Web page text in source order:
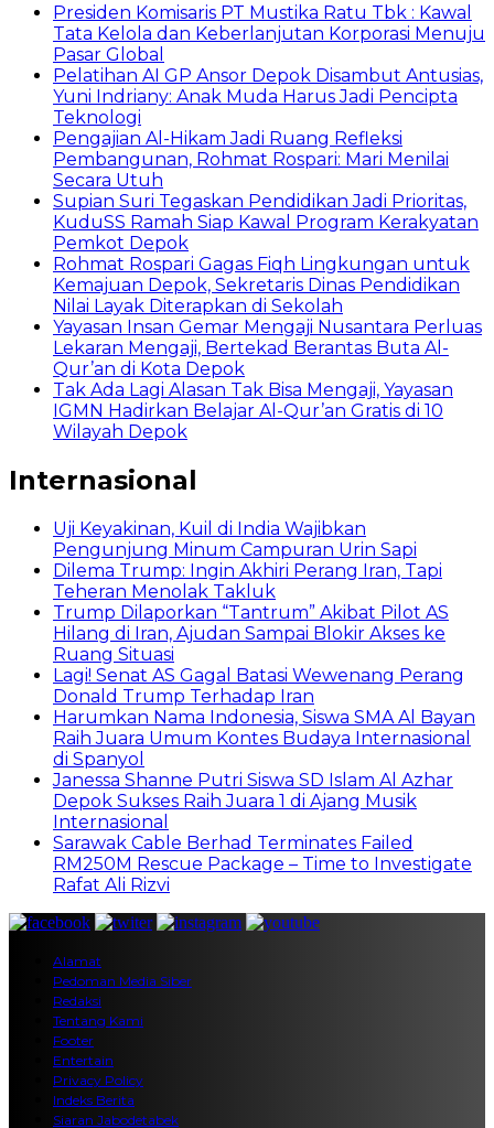
Presiden Komisaris PT Mustika Ratu Tbk : Kawal
Tata Kelola dan Keberlanjutan Korporasi Menuju
Pasar Global
Pelatihan AI GP Ansor Depok Disambut Antusias,
Yuni Indriany: Anak Muda Harus Jadi Pencipta
Teknologi
Pengajian Al-Hikam Jadi Ruang Refleksi
Pembangunan, Rohmat Rospari: Mari Menilai
Secara Utuh
Supian Suri Tegaskan Pendidikan Jadi Prioritas,
KuduSS Ramah Siap Kawal Program Kerakyatan
Pemkot Depok
Rohmat Rospari Gagas Fiqh Lingkungan untuk
Kemajuan Depok, Sekretaris Dinas Pendidikan
Nilai Layak Diterapkan di Sekolah
Yayasan Insan Gemar Mengaji Nusantara Perluas
Lekaran Mengaji, Bertekad Berantas Buta Al-
Qur’an di Kota Depok
Tak Ada Lagi Alasan Tak Bisa Mengaji, Yayasan
IGMN Hadirkan Belajar Al-Qur’an Gratis di 10
Wilayah Depok
Internasional
Uji Keyakinan, Kuil di India Wajibkan
Pengunjung Minum Campuran Urin Sapi
Dilema Trump: Ingin Akhiri Perang Iran, Tapi
Teheran Menolak Takluk
Trump Dilaporkan “Tantrum” Akibat Pilot AS
Hilang di Iran, Ajudan Sampai Blokir Akses ke
Ruang Situasi
Lagi! Senat AS Gagal Batasi Wewenang Perang
Donald Trump Terhadap Iran
Harumkan Nama Indonesia, Siswa SMA Al Bayan
Raih Juara Umum Kontes Budaya Internasional
di Spanyol
Janessa Shanne Putri Siswa SD Islam Al Azhar
Depok Sukses Raih Juara 1 di Ajang Musik
Internasional
Sarawak Cable Berhad Terminates Failed
RM250M Rescue Package – Time to Investigate
Rafat Ali Rizvi
Alamat
Pedoman Media Siber
Redaksi
Tentang Kami
Footer
Entertain
Privacy Policy
Indeks Berita
Siaran Jabodetabek